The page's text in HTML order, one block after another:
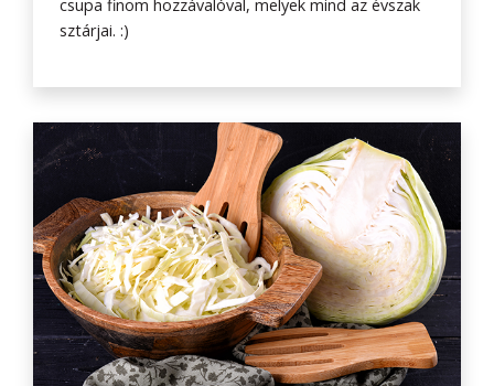
csupa finom hozzávalóval, melyek mind az évszak
sztárjai. :)